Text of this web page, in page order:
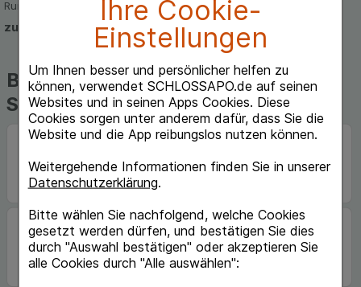
Ihre Cookie-
Einstellungen
Um Ihnen besser und persönlicher helfen zu
können, verwendet SCHLOSSAPO.de auf seinen
Websites und in seinen Apps Cookies. Diese
Cookies sorgen unter anderem dafür, dass Sie die
Website und die App reibungslos nutzen können.
Weitergehende Informationen finden Sie in unserer
Datenschutzerklärung.
Bitte wählen Sie nachfolgend, welche Cookies
gesetzt werden dürfen, und bestätigen Sie dies
durch "Auswahl bestätigen" oder akzeptieren Sie
alle Cookies durch "Alle auswählen":
Rund um die Uhr per E-Mail
zum Kontaktformular
Beliebte Marken auf
Schlossapo.de